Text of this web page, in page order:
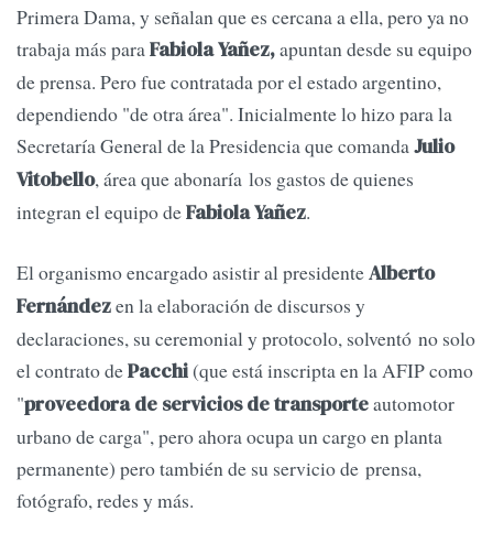
Primera Dama, y señalan que es cercana a ella, pero ya no
trabaja más paraFabiola Yañez,apuntan desde su equipo
de prensa. Pero fue contratada por el estado argentino,
dependiendo "de otra área". Inicialmente lo hizo para la
Secretaría General de la Presidencia que comandaJulio
Vitobello, área que abonaría los gastos de quienes
integran el equipo deFabiola Yañez.
El organismo encargado asistir al presidenteAlberto
Fernándezen la elaboración de discursos y
declaraciones, su ceremonial y protocolo, solventó no solo
el contrato dePacchi(que está inscripta en la AFIP como
"proveedora de servicios de transporteautomotor
urbano de carga", pero ahora ocupa un cargo en planta
permanente) pero también de su servicio de prensa,
fotógrafo, redes y más.